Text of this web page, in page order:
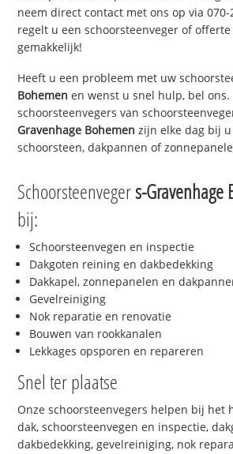
neem direct contact met ons op via 070-
regelt u een schoorsteenveger of
gemakkelijk!
Heeft u een probleem met uw
Bohemen en wenst u snel hulp, bel ons.
schoorsteenvegers van
Gravenhage Bohemen zijn elke dag bij
schoorsteen, dakpannen of
Schoorsteenvegers-Gravenhage
bij:
Schoorsteenvegen en inspectie
Dakgoten reining en dakbedekking
Dakkapel, zonnepanelen en
Gevelreiniging
Nok reparatie en renovatie
Bouwen van rookkanalen
Lekkages opsporen en repareren
Snel ter plaatse
Onze schoorsteenvegers helpen bij het
dak, schoorsteenvegen en inspectie,
dakbedekking, gevelreiniging, nok